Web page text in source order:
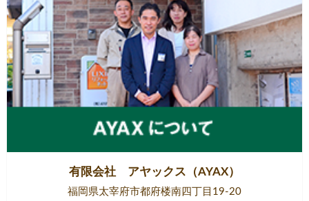
有限会社 アヤックス（AYAX）
福岡県太宰府市都府楼南四丁目19-20